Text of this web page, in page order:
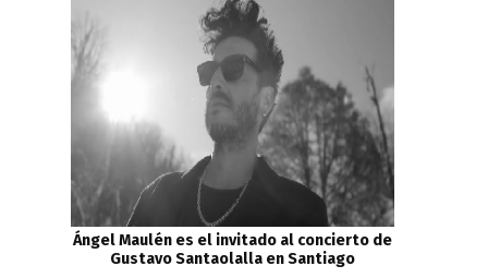
Ángel Maulén es el invitado al concierto de
Gustavo Santaolalla en Santiago